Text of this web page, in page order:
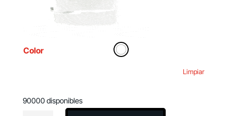
Color
Limpiar
90000 disponibles